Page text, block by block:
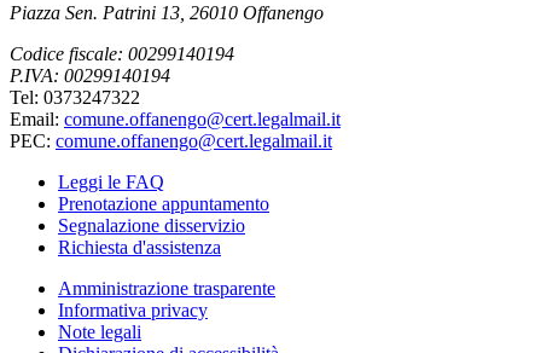
Piazza Sen. Patrini 13, 26010 Offanengo
Codice fiscale: 00299140194
P.IVA: 00299140194
Tel: 0373247322
Email: comune.offanengo@cert.legalmail.it
PEC: comune.offanengo@cert.legalmail.it
Leggi le FAQ
Prenotazione appuntamento
Segnalazione disservizio
Richiesta d'assistenza
Amministrazione trasparente
Informativa privacy
Note legali